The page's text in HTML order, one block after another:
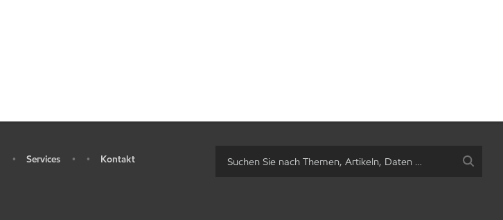
• Services • • Kontakt